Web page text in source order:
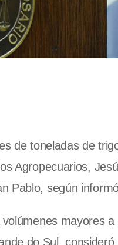
de toneladas de
Agropecuarios,
Pablo, según
mayores a
do Sul, consideró